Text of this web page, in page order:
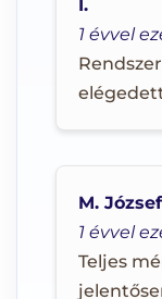
1 évvel
I.
1 évvel
Teljes
M. József